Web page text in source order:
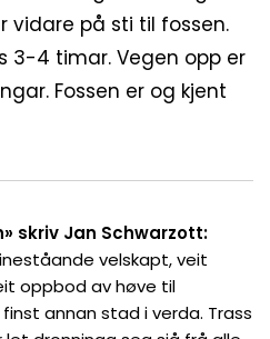
vidare på sti til fossen.
3-4 timar. Vegen opp er
Fossen er og kjent
skriv Jan Schwarzott:
velskapt, veit
oppbod av høve til
annan stad i verda. Trass